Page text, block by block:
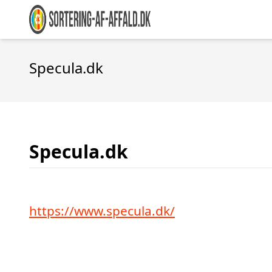
Specula.dk
Specula.dk
https://www.specula.dk/